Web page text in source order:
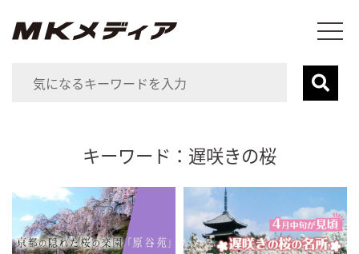
キーワード：遅咲きの桜